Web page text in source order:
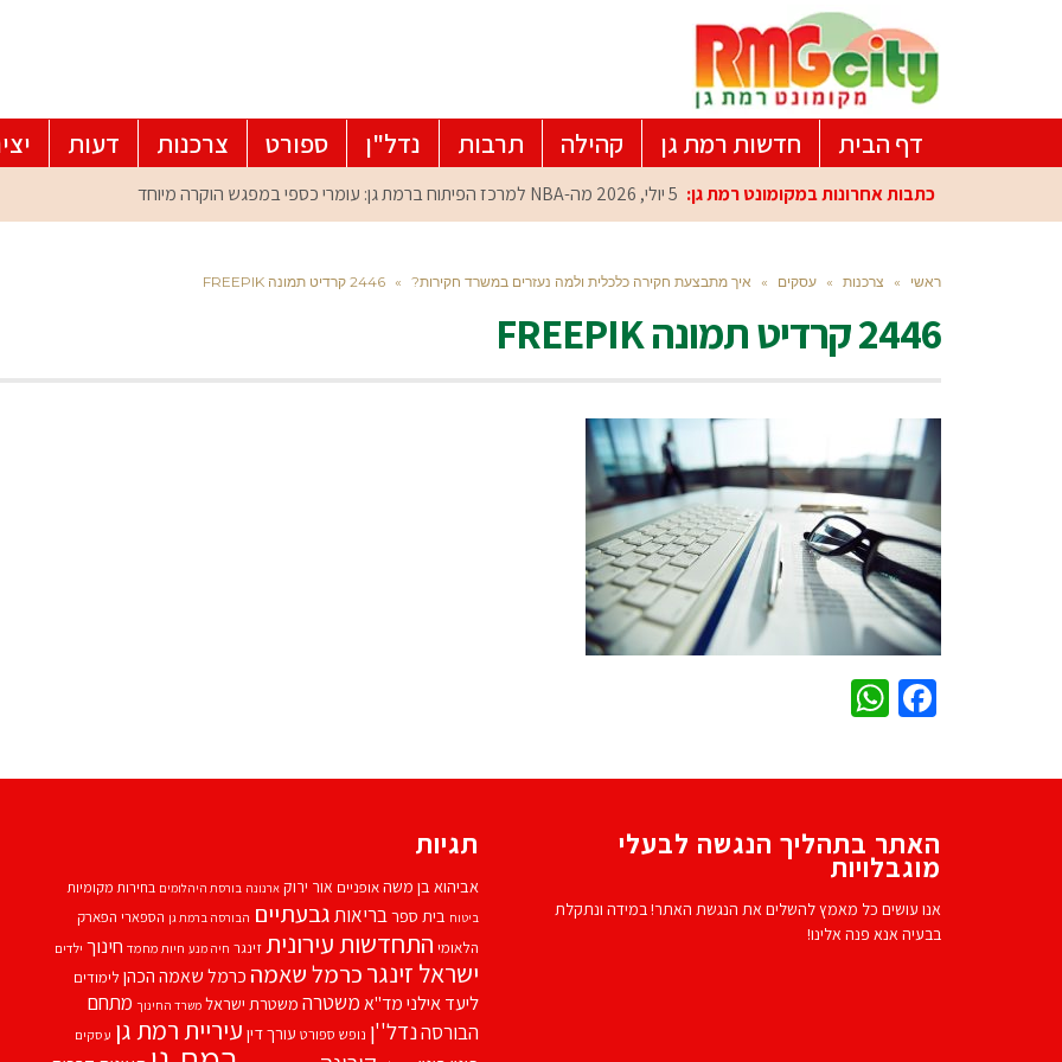
דף הבית חדשות רמת גן קהילה תרבות נדל"ן ספורט צרכנות דעות
כתבות אחרונות במקומונט רמת גן: 5 יולי, 2026 מה-NBA למרכז הפיתוח ברמת גן: עומרי כספי במפגש הוקרה מיוחד
ראשי » צרכנות » עסקים » איך מתבצעת חקירה כלכלית ולמה נעזרים במשרד חקירות? » 2446 קרדיט תמונה FREEPIK
2446 קרדיט תמונה FREEPIK
Facebook
האתר בתהליך הנגשה לבעלי
מוגבלויות
אנו עושים כל מאמץ להשלים את הנגשת האתר! במידה ונתקלת
בבעיה אנא פנה אלינו!
תגיות
אביהוא בן משהאופניים אור ירוק ארנונה בורסת היהלומים בחירות מקומיות
ביטוח בית ספרבריאותגבעתיים הבורסה ברמת גן הספארי הפארק
הלאומי התחדשות עירוניתזינגר חיה מנע חיות מחמד חינוך ילדים
ישראל זינגרכרמל שאמה כרמל שאמה הכהן לימודים
ליעד אילנימד''אמשטרה משטרת ישראל משרד החינוך מתחם
הבורסהנדל''ן נופש ספורט עורך דין עיריית רמת גן עסקים